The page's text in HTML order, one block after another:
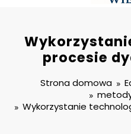
procesie
Strona domowa
Wykorzystanie